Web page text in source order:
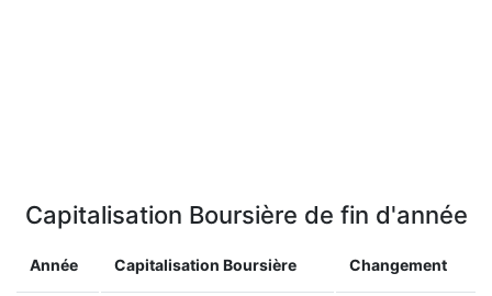
Capitalisation Boursière de fin d'année
Année Capitalisation Boursière Changement